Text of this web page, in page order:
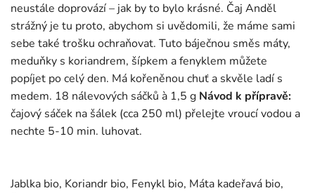
neustále doprovází – jak by to bylo krásné. Čaj Anděl
strážný je tu proto, abychom si uvědomili, že máme sami
sebe také trošku ochraňovat. Tuto báječnou směs máty,
meduňky s koriandrem, šípkem a fenyklem můžete
popíjet po celý den. Má kořeněnou chuť a skvěle ladí s
medem. 18 nálevových sáčků à 1,5 g Návod k přípravě:
čajový sáček na šálek (cca 250 ml) přelejte vroucí vodou a
nechte 5-10 min. luhovat.
Jablka bio, Koriandr bio, Fenykl bio, Máta kadeřavá bio,